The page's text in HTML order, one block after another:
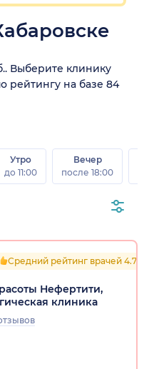
Выберите клинику
рейтингу на базе 84
Утро
до 11:00
Вечер
после 18:00
Средний рейтинг врачей 4.7
Нефертити,
клиника